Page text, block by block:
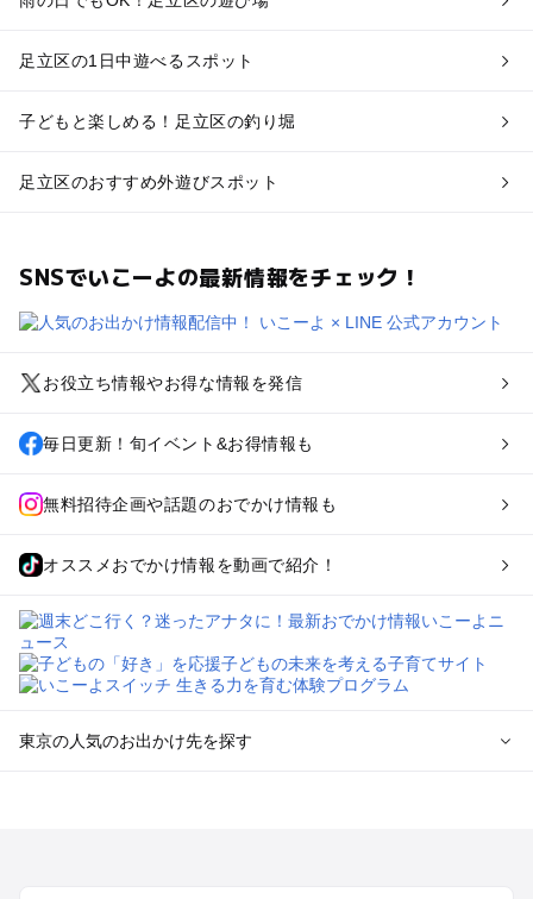
足立区の1日中遊べるスポット
子どもと楽しめる！足立区の釣り堀
足立区のおすすめ外遊びスポット
SNSでいこーよの最新情報をチェック！
お役立ち情報やお得な情報を発信
毎日更新！旬イベント&お得情報も
無料招待企画や話題のおでかけ情報も
オススメおでかけ情報を動画で紹介！
東京の人気のお出かけ先を探す